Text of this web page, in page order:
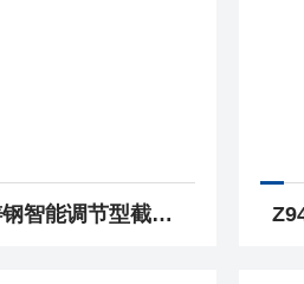
贝尔电动铸钢智能调节型截止阀